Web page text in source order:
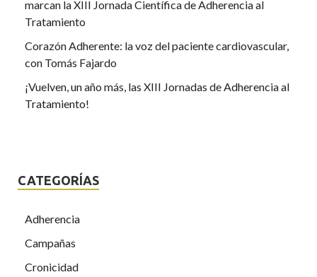
marcan la XIII Jornada Científica de Adherencia al
Tratamiento
Corazón Adherente: la voz del paciente cardiovascular,
con Tomás Fajardo
¡Vuelven, un año más, las XIII Jornadas de Adherencia al
Tratamiento!
CATEGORÍAS
Adherencia
Campañas
Cronicidad